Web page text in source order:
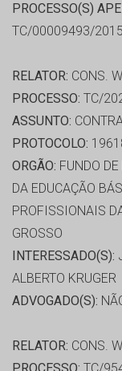
PROCESSO(S)
TC/00009493/
RELATOR: CONS.
PROCESSO: TC/
ASSUNTO:
PROTOCOLO:
ORGÃO: FUNDO
DA EDUCAÇÃO
PROFISSIONAIS
GROSSO
INTERESSADO(S):
ALBERTO KRUGER
ADVOGADO(S):
RELATOR: CONS.